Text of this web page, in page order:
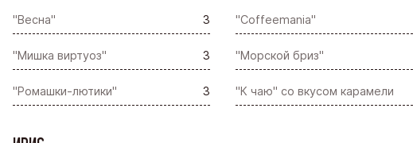
"Весна" 3 "Coffeemania"
"Мишка виртуоз" 3 "Морской бриз"
"Ромашки-лютики" 3 "К чаю" со вкусом карамели